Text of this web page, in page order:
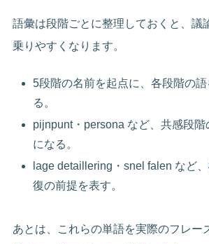
語彙は段階ごとに整理しておくと、議
乗りやすくなります。
5段階の名前を起点に、各段階の語
る。
pijnpunt・persona など、共感段階
になる。
lage detaillering・snel falen など
復の前提を表す。
あとは、これらの単語を実際のフレー